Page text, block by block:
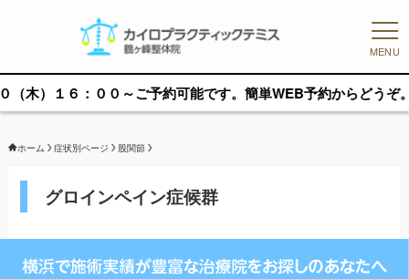
MENU
～ご予約可能です。簡単WEB予約からどうぞ。
ホーム 症状別ページ 股関節
グロインペイン症候群